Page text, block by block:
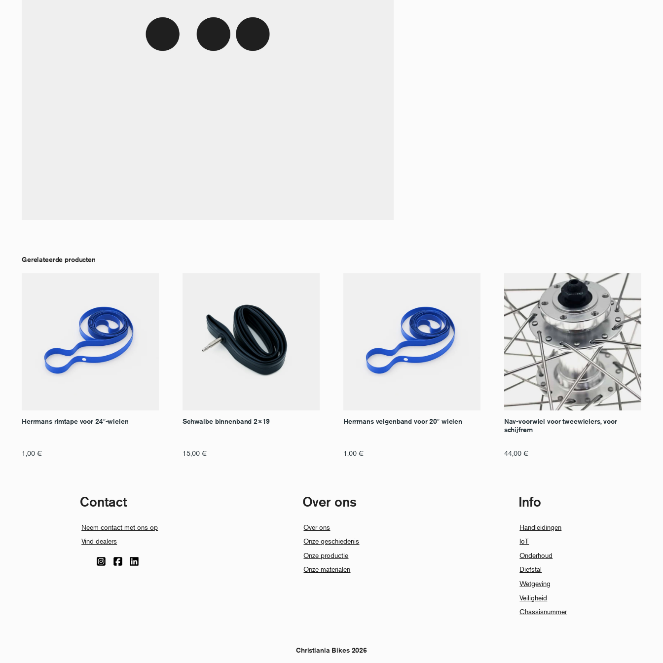
Gerelateerde producten
Herrmans rimtape voor 24″-wielen
1,00 €
Schwalbe binnenband 2×19
15,00 €
Herrmans velgenband voor 20″ wielen
1,00 €
Nav-voorwiel voor tweewielers, voor
schijfrem
44,00 €
Contact
Neem contact met ons op
Vind dealers
Over ons
Over ons
Onze geschiedenis
Onze productie
Onze materialen
Info
Handleidingen
IoT
Onderhoud
Diefstal
Wetgeving
Veiligheid
Chassisnummer
Christiania Bikes 2026